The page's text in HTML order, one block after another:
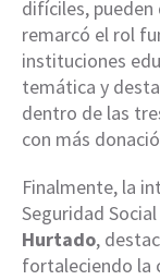
difíciles, pueden
remarcó el rol
instituciones
temática y
dentro de las
con más
Finalmente, la
Seguridad
Hurtado,
fortaleciendo la